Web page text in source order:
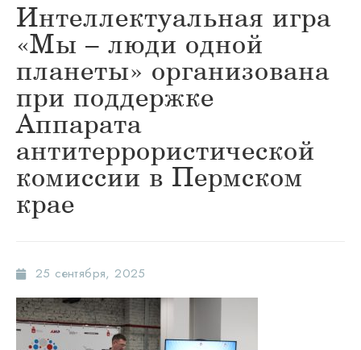
Интеллектуальная игра
«Мы – люди одной
планеты» организована
при поддержке
Аппарата
антитеррористической
комиссии в Пермском
крае
25 сентября, 2025